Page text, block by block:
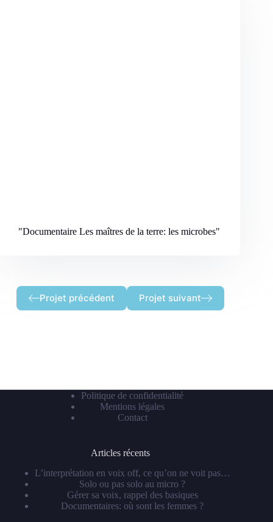
"Documentaire Les maîtres de la terre: les microbes"
Projet précédent Projet suivant
Politique de confidentialité
Mentions légales
Contact
Articles récents
L’interprétation en voix off, ce qu’on ne voit pas…
Solo ou pas solo au micro ?
Gérer sa voix, rappel des basiques
Documentaires: où sont les femmes ?